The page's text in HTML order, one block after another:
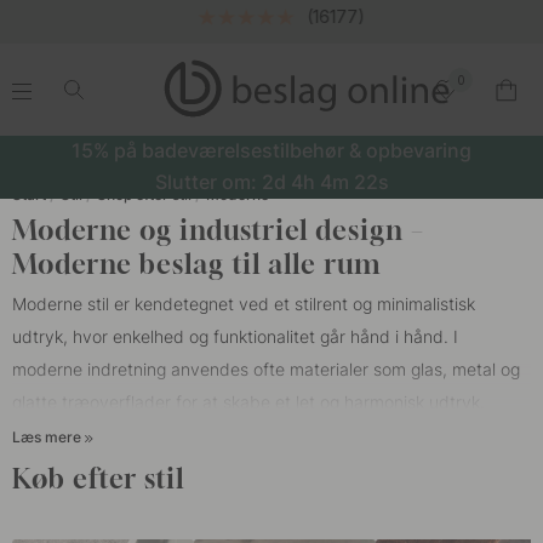
(16177)
.
0
.
15% på badeværelsestilbehør & opbevaring
Slutter om: 2d 4h 4m 21s
Start Stil Shop efter stil Moderne
Moderne og industriel design –
Moderne beslag til alle rum
Moderne stil er kendetegnet ved et stilrent og minimalistisk
udtryk, hvor enkelhed og funktionalitet går hånd i hånd. I
moderne indretning anvendes ofte materialer som glas, metal og
Hjemmet er ofte præget af en åben planløsning, der udvisker
grænserne mellem rummene og giver en generøs fornemmelse af
Læs mere
Køb efter stil